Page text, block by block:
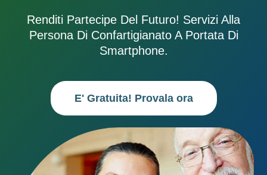
Renditi Partecipe Del Futuro! Servizi Alla
Persona Di Confartigianato A Portata Di
Smartphone.
E' Gratuita! Provala ora